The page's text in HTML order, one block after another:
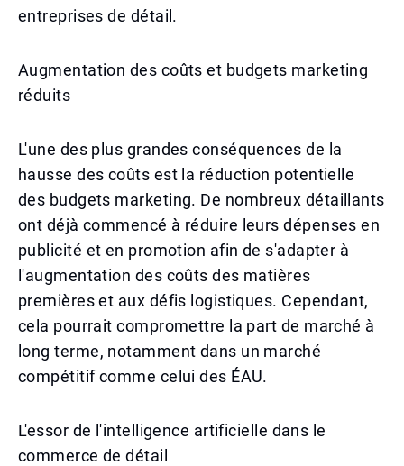
entreprises de détail.
Augmentation des coûts et budgets marketing
réduits
L'une des plus grandes conséquences de la
hausse des coûts est la réduction potentielle
des budgets marketing. De nombreux détaillants
ont déjà commencé à réduire leurs dépenses en
publicité et en promotion afin de s'adapter à
l'augmentation des coûts des matières
premières et aux défis logistiques. Cependant,
cela pourrait compromettre la part de marché à
long terme, notamment dans un marché
compétitif comme celui des ÉAU.
L'essor de l'intelligence artificielle dans le
commerce de détail